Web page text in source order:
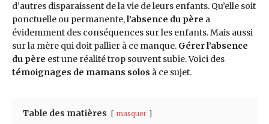
d’autres disparaissent de la vie de leurs enfants. Qu’elle soit
ponctuelle ou permanente,l’absence du père a
évidemment des conséquences sur les enfants. Mais aussi
sur la mère qui doit pallier à ce manque. Gérer l’absence
du père est une réalité trop souvent subie. Voici des
témoignages de mamans solos à ce sujet.
Table des matières masquer